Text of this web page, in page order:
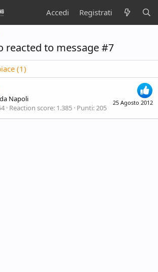
Accedi Registrati
reacted to message #7
(1)
25 Agosto 2012
Napoli
Reaction score 1.385 Punti 205